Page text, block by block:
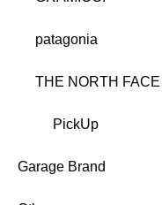
patagonia
THE NORTH FACE
PickUp
Garage Brand